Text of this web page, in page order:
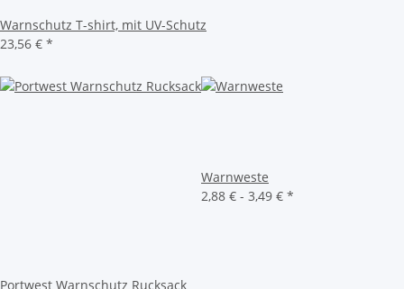
Warnschutz T-shirt, mit UV-Schutz
23,56 € *
Portwest Warnschutz Rucksack
Warnweste
2,88 € - 3,49 € *